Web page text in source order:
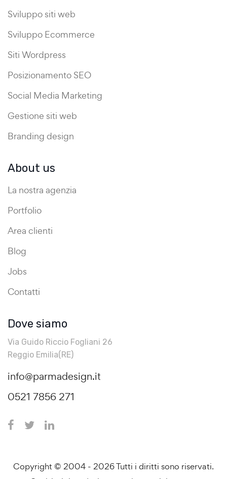
Sviluppo siti web
Sviluppo Ecommerce
Siti Wordpress
Posizionamento SEO
Social Media Marketing
Gestione siti web
Branding design
About us
La nostra agenzia
Portfolio
Area clienti
Blog
Jobs
Contatti
Dove siamo
Via Guido Riccio Fogliani 26
Reggio Emilia(RE)
info@parmadesign.it
0521 7856 271
Copyright © 2004 - 2026 Tutti i diritti sono riservati.